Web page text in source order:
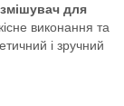
змішувач для
виконання та
і зручний